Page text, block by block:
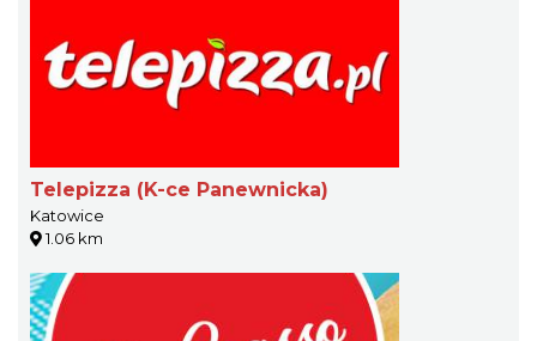
Telepizza (K-ce Panewnicka)
Katowice
1.06 km